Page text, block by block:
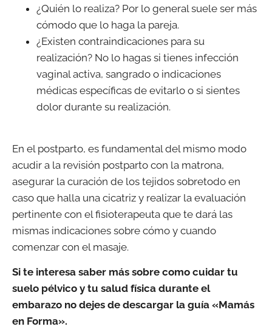
¿Quién lo realiza? Por lo general suele ser más
cómodo que lo haga la pareja.
¿Existen contraindicaciones para su
realización? No lo hagas si tienes infección
vaginal activa, sangrado o indicaciones
médicas específicas de evitarlo o si sientes
dolor durante su realización.
En el postparto, es fundamental del mismo modo
acudir a la revisión postparto con la matrona,
asegurar la curación de los tejidos sobretodo en
caso que halla una cicatriz y realizar la evaluación
pertinente con el fisioterapeuta que te dará las
mismas indicaciones sobre cómo y cuando
comenzar con el masaje.
Si te interesa saber más sobre como cuidar tu
suelo pélvico y tu salud física durante el
embarazo no dejes de descargar la guía «Mamás
en Forma».